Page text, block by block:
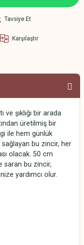
Tavsiye Et
Karşılaştır
ve şıklığı bir arada
üretilmiş bir
ile hem günlük
bu zincir, her
olacak. 50 cm
saran bu zincir,
yardımcı olur.